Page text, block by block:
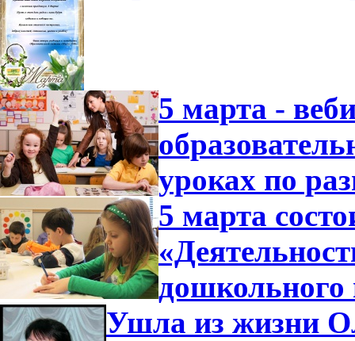
5 марта -
уроках по
5 марта
дошкольного
Ушла из жизни